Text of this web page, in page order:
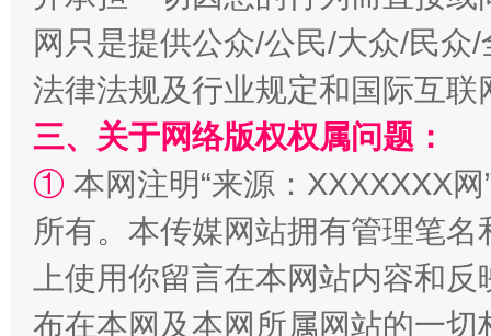
阿坝州三大球赛在茂县开幕 规模
网只是提供公众/公民/大众/民
法律法规及行业规定和国际互
三、关于网络版权权属问题：
① 本网注明“来源：XXXXXXX
所有。本传媒网站拥有管理笔
上使用你留言在本网站内容和
布在本网及本网所属网站的一